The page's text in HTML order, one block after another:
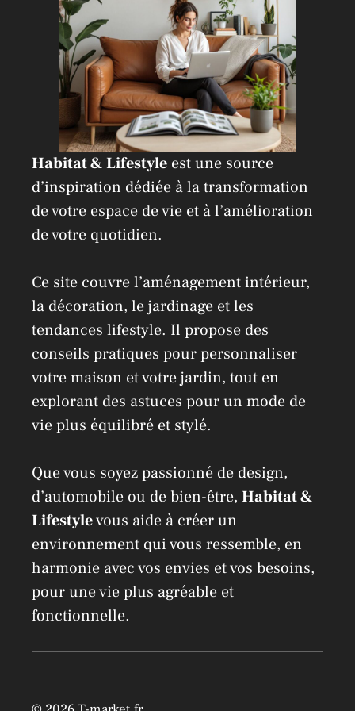
Habitat & Lifestyle est une source
d’inspiration dédiée à la transformation
de votre espace de vie et à l’amélioration
de votre quotidien.
Ce site couvre l’aménagement intérieur,
la décoration, le jardinage et les
tendances lifestyle. Il propose des
conseils pratiques pour personnaliser
votre maison et votre jardin, tout en
explorant des astuces pour un mode de
vie plus équilibré et stylé.
Que vous soyez passionné de design,
d’automobile ou de bien-être, Habitat &
Lifestylevous aide à créer un
environnement qui vous ressemble, en
harmonie avec vos envies et vos besoins,
pour une vie plus agréable et
fonctionnelle.